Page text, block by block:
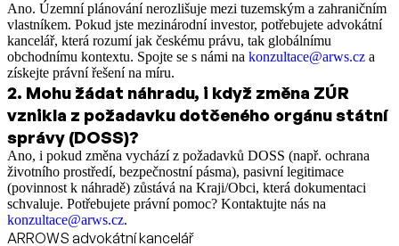
Ano. Územní plánování nerozlišuje mezi tuzemským a zahraničním
vlastníkem. Pokud jste mezinárodní investor, potřebujete advokátní
kancelář, která rozumí jak českému právu, tak globálnímu
obchodnímu kontextu. Spojte se s námi na konzultace@arws.cz a
získejte právní řešení na míru.
2. Mohu žádat náhradu, i když změna ZÚR
vznikla z požadavku dotčeného orgánu státní
správy (DOSS)?
Ano, i pokud změna vychází z požadavků DOSS (např. ochrana
životního prostředí, bezpečnostní pásma), pasivní legitimace
(povinnost k náhradě) zůstává na Kraji/Obci, která dokumentaci
schvaluje. Potřebujete právní pomoc? Kontaktujte nás na
konzultace@arws.cz.
ARROWS advokátní kancelář